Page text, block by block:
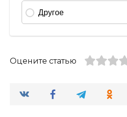
Оцените статью